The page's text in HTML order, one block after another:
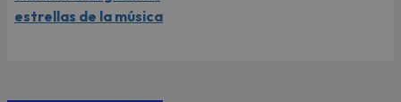
estrellas de la música